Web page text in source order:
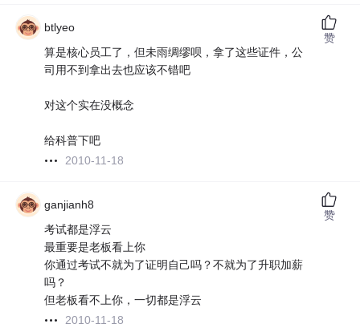
btlyeo
算是核心员工了，但未雨绸缪呗，拿了这些证件，公
司用不到拿出去也应该不错吧
对这个实在没概念
给科普下吧
2010-11-18
赞
ganjianh8
考试都是浮云
最重要是老板看上你
你通过考试不就为了证明自己吗？不就为了升职加薪
吗？
但老板看不上你，一切都是浮云
2010-11-18
赞